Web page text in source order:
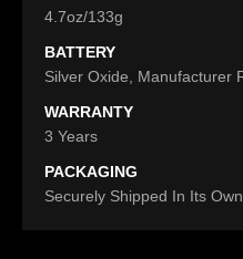
4.7oz/133g
BATTERY
Silver Oxide, Manufacturer
WARRANTY
3 Years
PACKAGING
Securely Shipped In Its